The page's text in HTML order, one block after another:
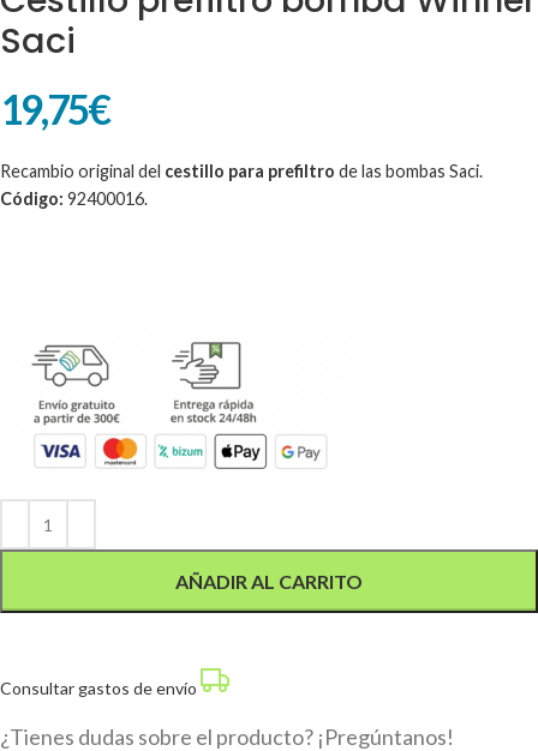
Saci
19,75€
Recambio original del cestillo para prefiltro de las bombas Saci.
Código: 92400016.
AÑADIR AL CARRITO
Consultar gastos de envío
¿Tienes dudas sobre el producto? ¡Pregúntanos!